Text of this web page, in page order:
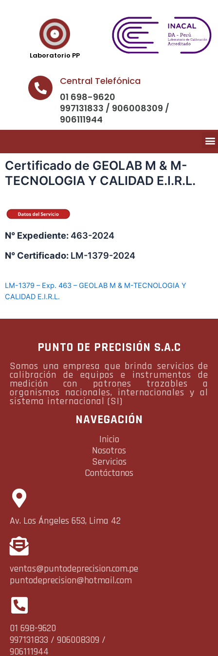
Laboratorio PP
Central Telefónica
01 698-9620
997131833 / 906008309 /
906111944
Certificado de GEOLAB M & M-
TECNOLOGIA Y CALIDAD E.I.R.L.
N° Expediente: 463-2024
N° Certificado: LM-1379-2024
LM-1379 – Exp. 463 – GEOLAB M & M-TECNOLOGIA Y
CALIDAD E.I.R.L.
PUNTO DE PRECISIÓN S.A.C
Somos una empresa que brinda servicios de
calibración de equipos e instrumentos de
medición con patrones trazables a
organismos nacionales, internacionales y al
sistema internacional (SI)
NAVEGACIÓN
Inicio
Nosotros
Servicios
Contáctanos
Av. Los Ángeles 653, Lima 42
ventas@puntodeprecision.com.pe
puntodeprecision@hotmail.com
01 698-9620
997131833 / 906008309 /
906111944